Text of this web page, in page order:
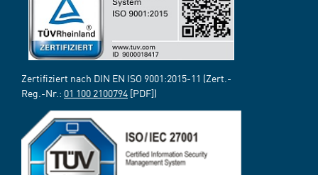
Zertifiziert nach DIN EN ISO 9001:2015-11 (Zert.-
Reg.-Nr.: 01 100 2100794 [PDF])